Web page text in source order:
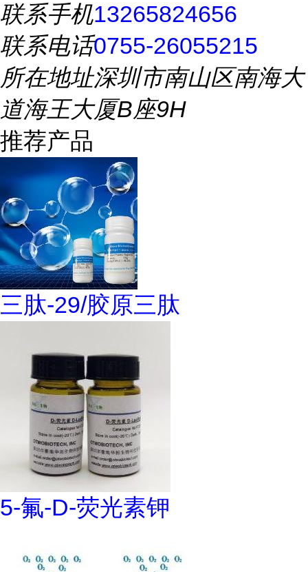
联系手机13265824656
联系电话0755-26055215
所在地址深圳市南山区南海大
道海王大厦B座9H
推荐产品
三肽-29/胶原三肽
5-氟-D-荧光素钾